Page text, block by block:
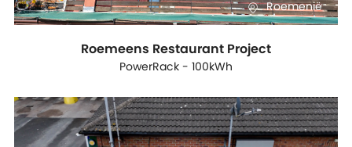
Roemenië
Roemeens Restaurant Project
PowerRack - 100kWh